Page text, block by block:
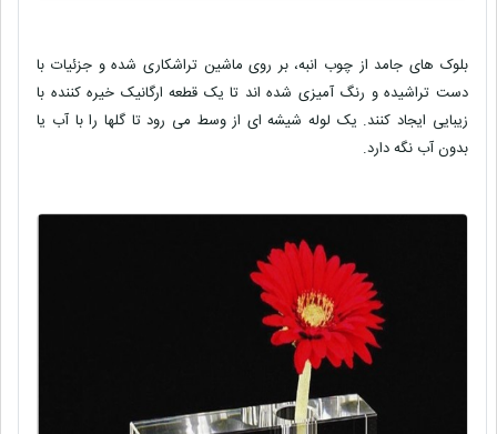
بلوک های جامد از چوب انبه، بر روی ماشین تراشکاری شده و جزئیات با
دست تراشیده و رنگ آمیزی شده اند تا یک قطعه ارگانیک خیره کننده با
زیبایی ایجاد کنند. یک لوله شیشه ای از وسط می رود تا گلها را با آب یا
بدون آب نگه دارد.